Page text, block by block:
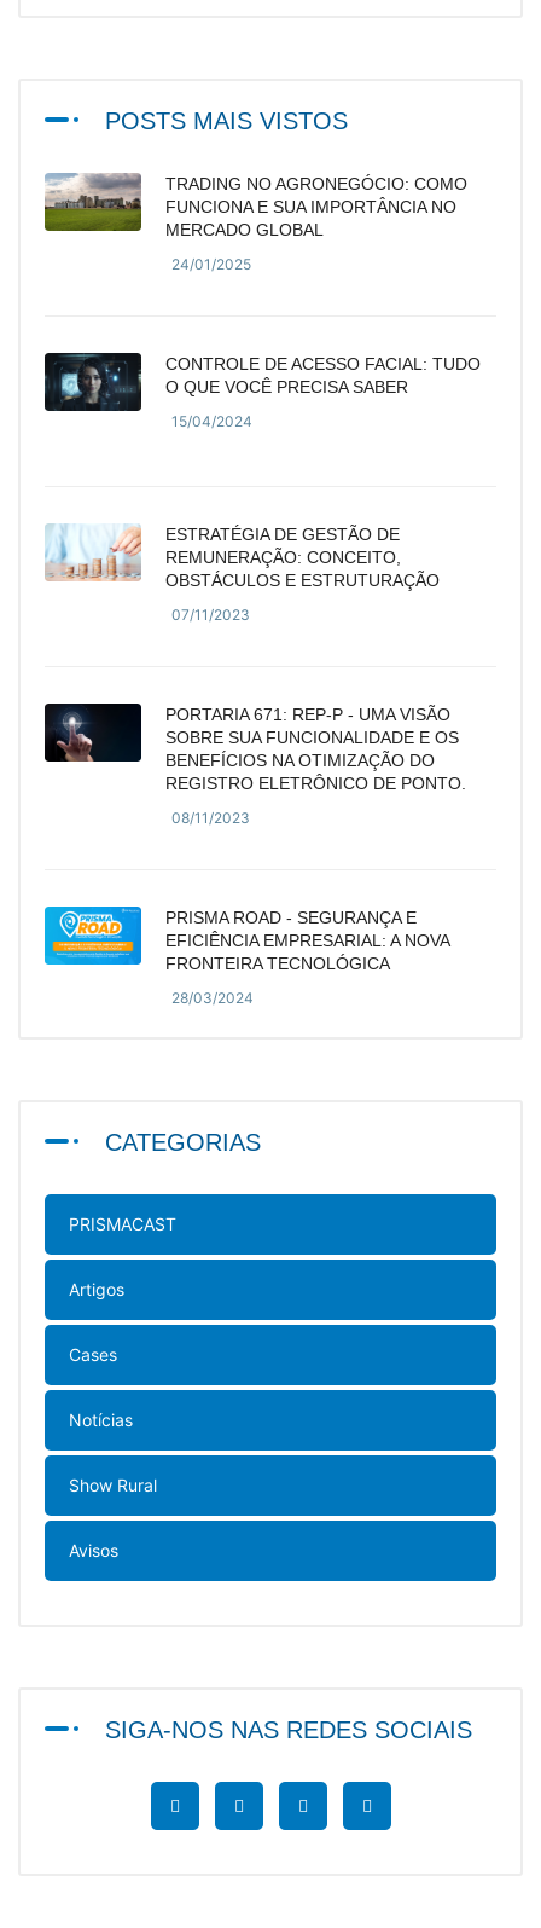
POSTS MAIS VISTOS
TRADING NO AGRONEGÓCIO: COMO
FUNCIONA E SUA IMPORTÂNCIA NO
MERCADO GLOBAL
24/01/2025
CONTROLE DE ACESSO FACIAL: TUDO
O QUE VOCÊ PRECISA SABER
15/04/2024
ESTRATÉGIA DE GESTÃO DE
REMUNERAÇÃO: CONCEITO,
OBSTÁCULOS E ESTRUTURAÇÃO
07/11/2023
PORTARIA 671: REP-P - UMA VISÃO
SOBRE SUA FUNCIONALIDADE E OS
BENEFÍCIOS NA OTIMIZAÇÃO DO
REGISTRO ELETRÔNICO DE PONTO.
08/11/2023
PRISMA ROAD - SEGURANÇA E
EFICIÊNCIA EMPRESARIAL: A NOVA
FRONTEIRA TECNOLÓGICA
28/03/2024
CATEGORIAS
PRISMACAST
Artigos
Cases
Notícias
Show Rural
Avisos
SIGA-NOS NAS REDES SOCIAIS